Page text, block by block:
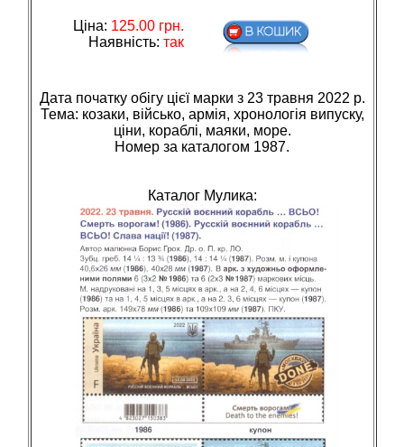
Ціна: 125.00грн.
Наявність: так
Дата початку обігу цієї марки з 23 травня 2022 р.
Тема: козаки, вiйсько, армiя, хронологiя випуску,
цiни, кораблi, маяки, море.
Номер за каталогом 1987.
Каталог Мулика: